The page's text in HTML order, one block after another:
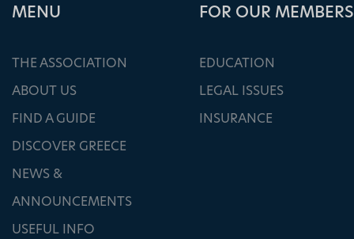
ΜΕΝU
THE ASSOCIATION
ABOUT US
FIND A GUIDE
DISCOVER GREECE
NEWS &
ANNOUNCEMENTS
USEFUL INFO
FOR OUR MEMBERS
EDUCATION
LEGAL ISSUES
INSURANCE